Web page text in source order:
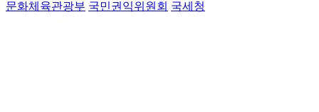
문화체육관광부 국민권익위원회 국세청